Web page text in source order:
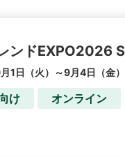
ンドEXPO2026
1日（火）～9月4日（金）
け オンライン